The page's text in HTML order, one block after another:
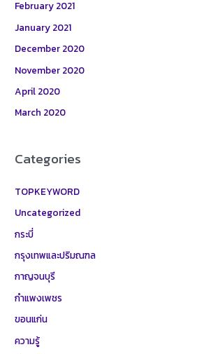
February 2021
January 2021
December 2020
November 2020
April 2020
March 2020
Categories
TOPKEYWORD
Uncategorized
กระบี่
กรุงเทพและปริมณฑล
กาญจนบุรี
กำแพงเพชร
ขอนแก่น
ความรู้